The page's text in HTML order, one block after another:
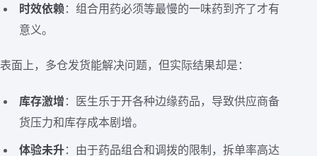
时效依赖 ：组合用药必须等最慢的一味药到齐了才有
意义。
表面上，多仓发货能解决问题，但实际结果却是：
库存激增 ：医生乐于开各种边缘药品，导致供应商备
货压力和库存成本剧增。
体验未升：由于药品组合和调拨的限制，拆单率高达